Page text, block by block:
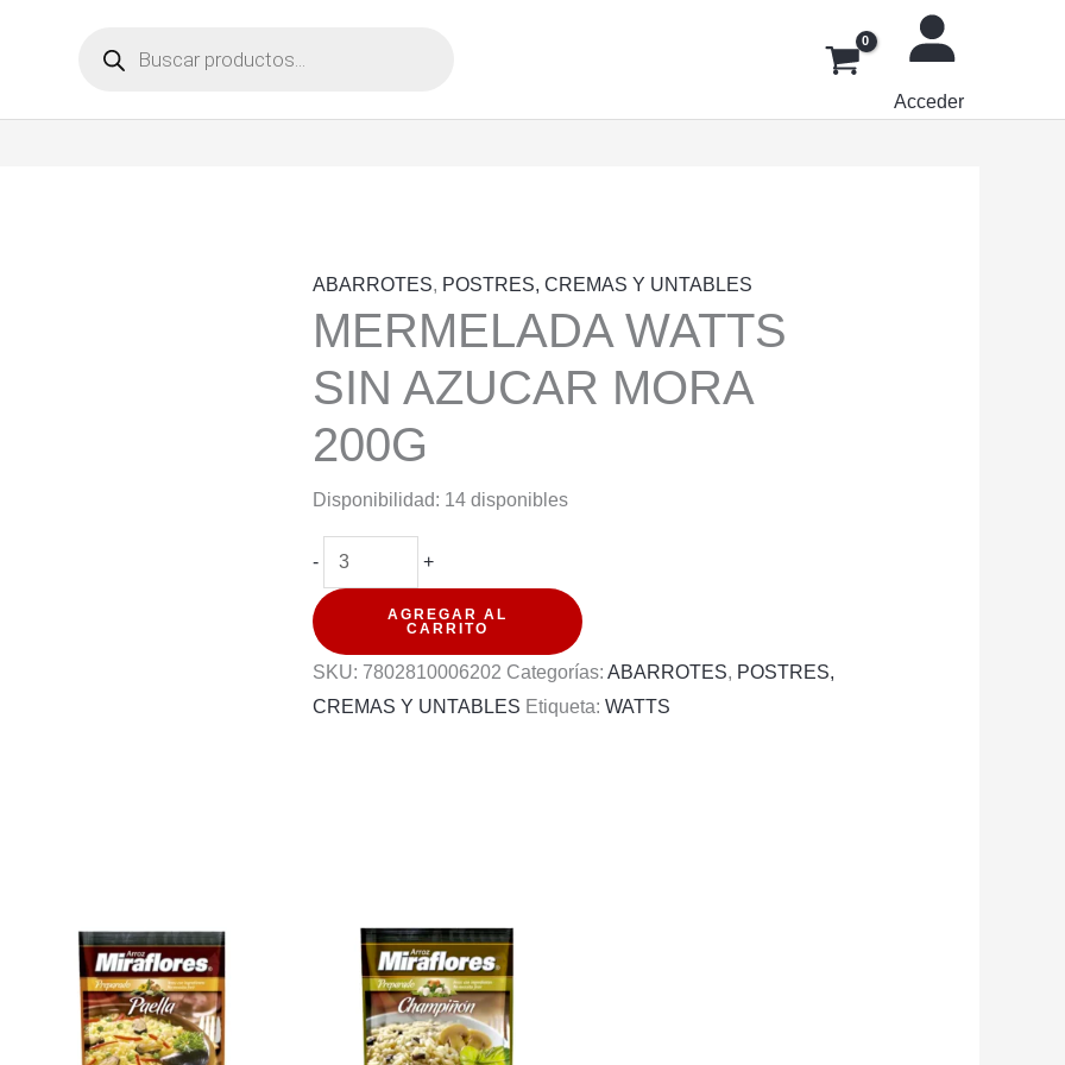
productos
Acceder
ABARROTES, POSTRES, CREMAS Y UNTABLES
MERMELADA WATTS
SIN AZUCAR MORA
200G
Disponibilidad: 14 disponibles
-
MERMELADA
WATTS
AZUCAR
+
AGREGAR AL
CARRITO
SKU: 7802810006202 Categorías:ABARROTES, POSTRES,
CREMAS Y UNTABLES Etiqueta:WATTS